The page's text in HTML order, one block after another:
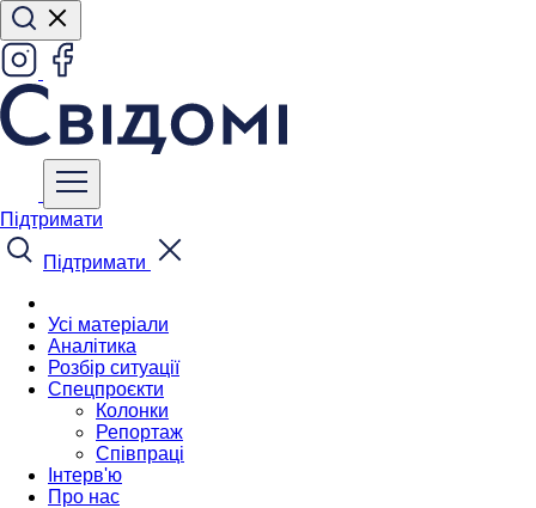
Підтримати
Підтримати
Усі матеріали
Аналітика
Розбір ситуації
Спецпроєкти
Колонки
Репортаж
Співпраці
Інтерв'ю
Про нас